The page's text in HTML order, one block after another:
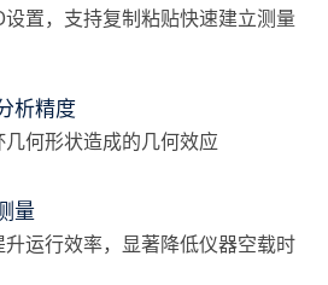
置，支持复制粘贴快速建立测量
析精度
何形状造成的几何效应
量
运行效率，显著降低仪器空载时